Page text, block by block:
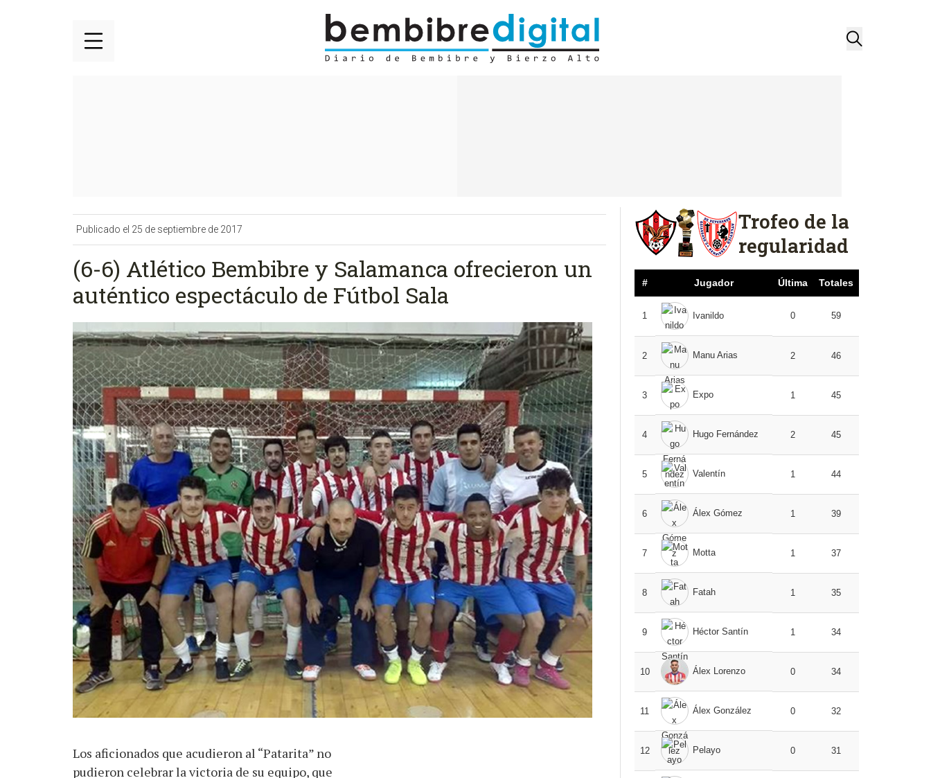
Publicado el 25 de septiembre de 2017
(6-6) Atlético Bembibre y Salamanca ofrecieron un
auténtico espectáculo de Fútbol Sala
Los aficionados que acudieron al “Patarita” no
pudieron celebrar la victoria de su equipo, que
Trofeo de la
regularidad
# Jugador Última Totales
1 Ivanildo 0 59
2 Manu Arias 2 46
3 Expo 1 45
4 Hugo Fernández 2 45
5 Valentín 1 44
6 Álex Gómez 1 39
7 Motta 1 37
8 Fatah 1 35
9 Héctor Santín 1 34
10 Álex Lorenzo 0 34
11 Álex González 0 32
12 Pelayo 0 31